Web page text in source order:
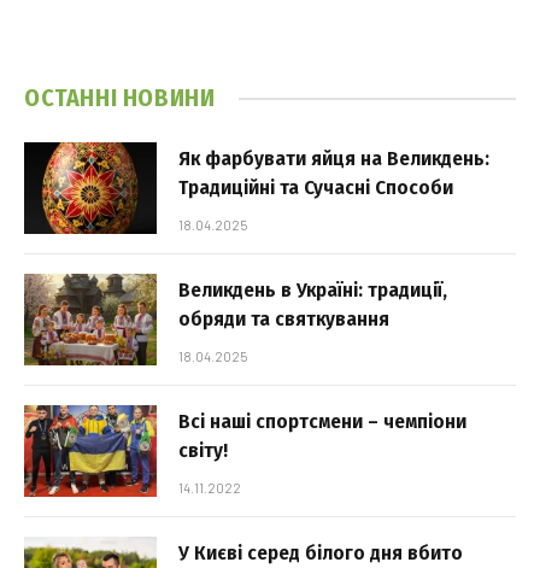
ОСТАННІ НОВИНИ
Як фарбувати яйця на Великдень:
Традиційні та Сучасні Способи
18.04.2025
Великдень в Україні: традиції,
обряди та святкування
18.04.2025
Всі наші спортсмени – чемпіони
світу!
14.11.2022
У Києві серед білого дня вбито